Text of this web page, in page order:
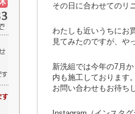
その日に合わせてのリ
わたしも近いうちにお
見てみたのですが、や
新洗組では今年の7月
内も施工しております。
お問い合わせもお待ち